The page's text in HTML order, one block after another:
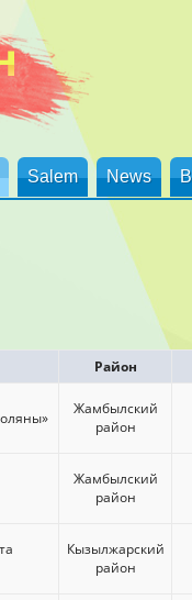
Salem News
Район
Жамбылский
район
Жамбылский
район
Кызылжарский
район